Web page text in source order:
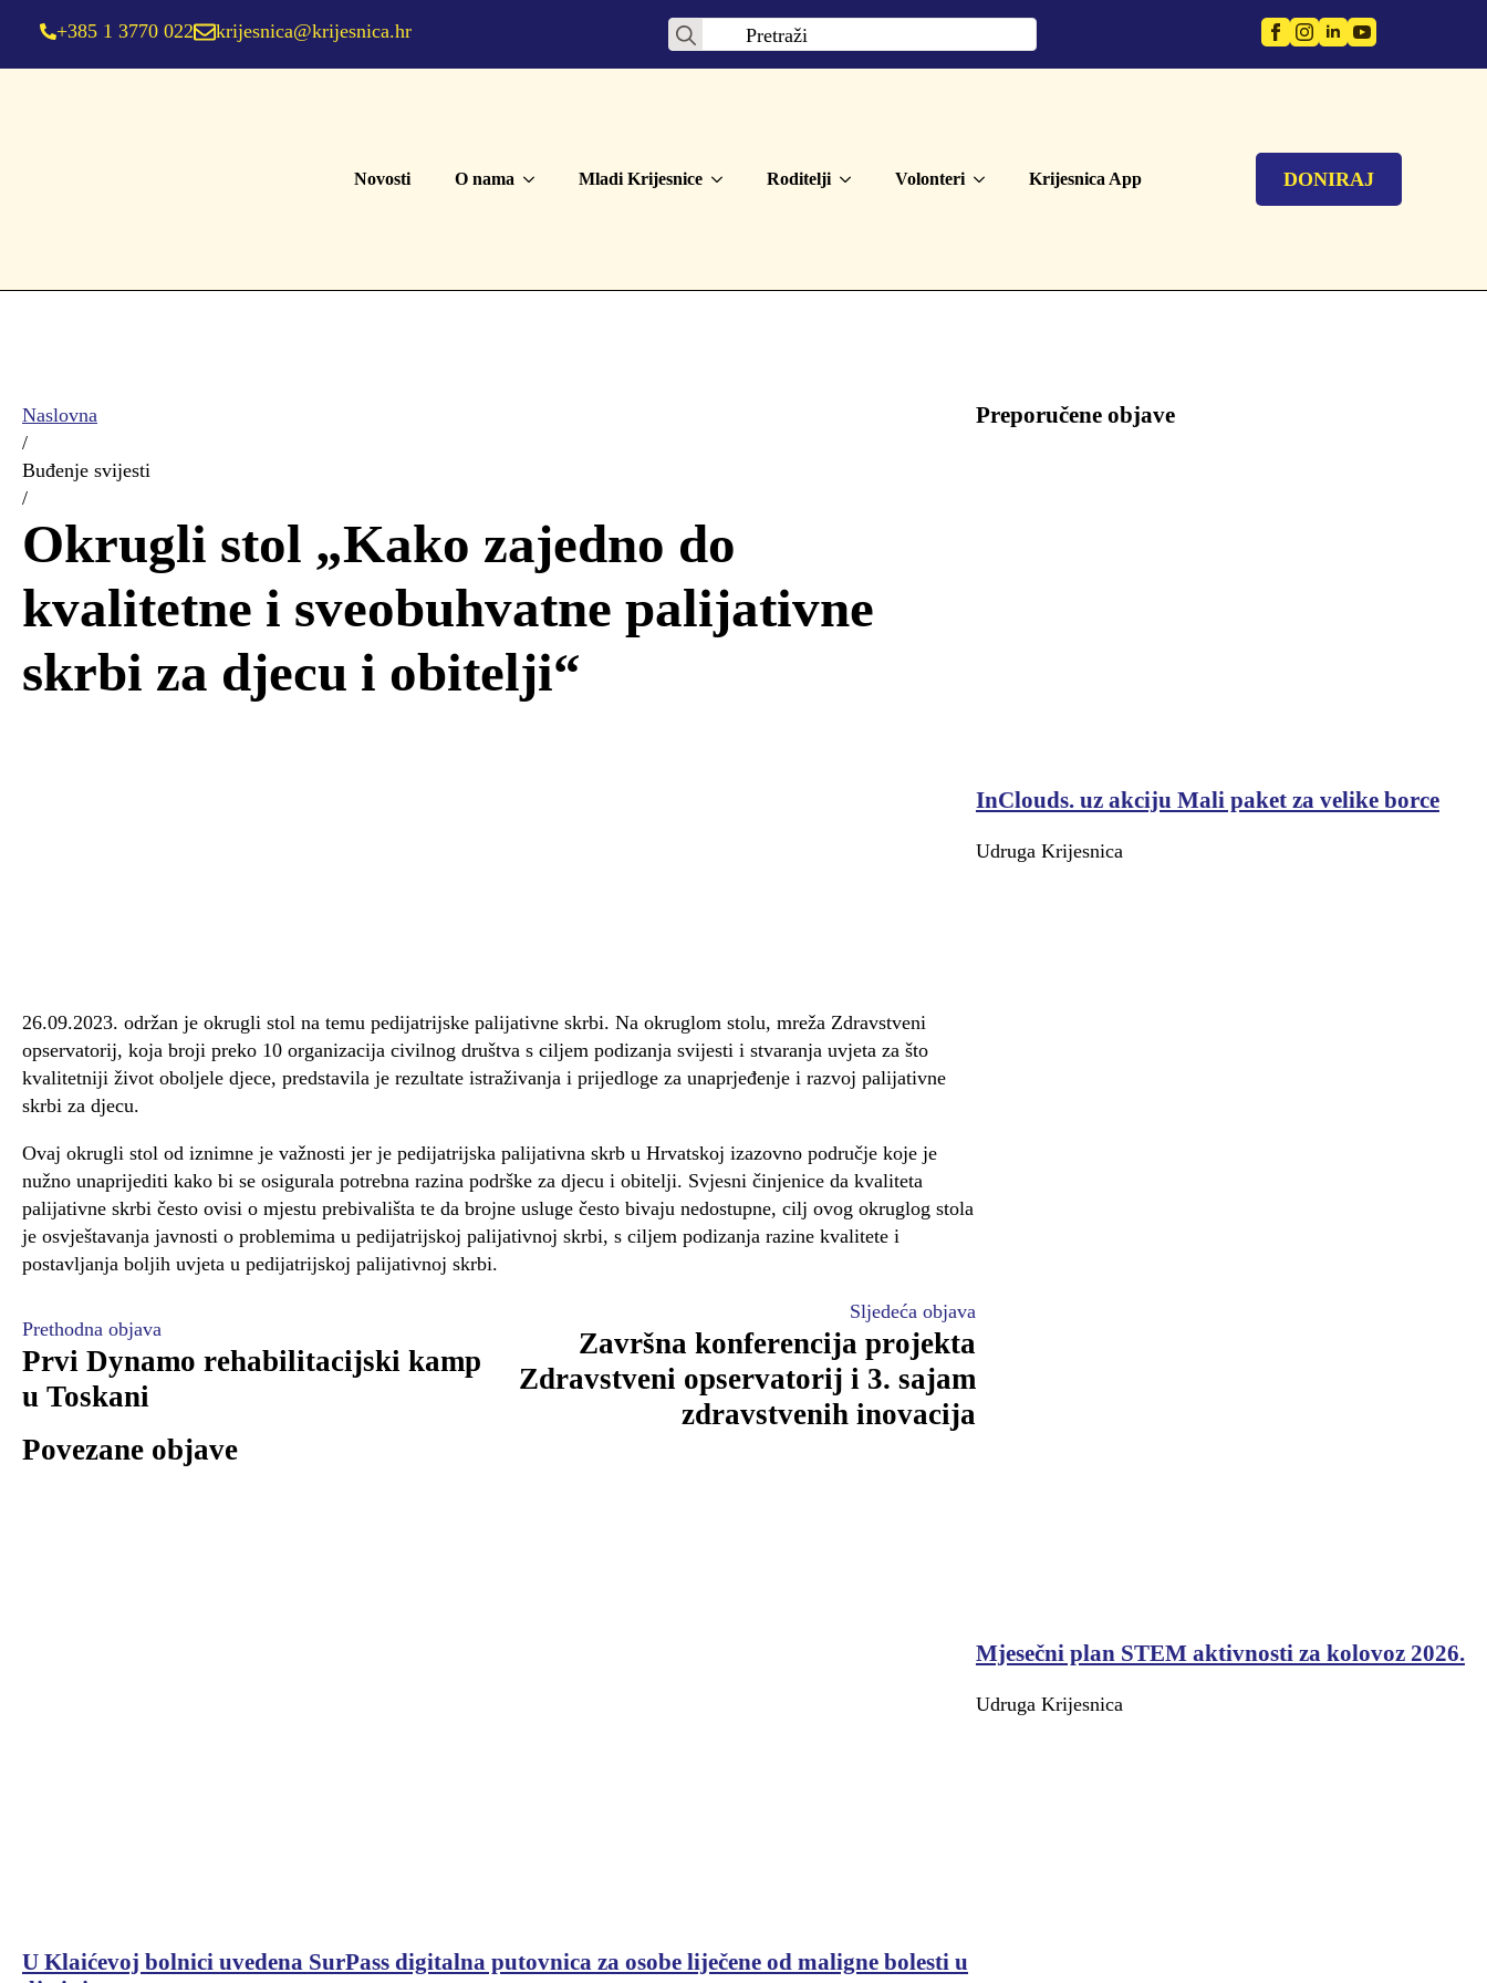
+385 1 3770 022 krijesnica@krijesnica.hr
Search
Novosti O nama Mladi Krijesnice Roditelji Volonteri Krijesnica App DONIRAJ
Naslovna
/
Buđenje svijesti
/
Okrugli stol „Kako zajedno do
kvalitetne i sveobuhvatne palijativne
skrbi za djecu i obitelji“
26.09.2023. održan je okrugli stol na temu pedijatrijske palijativne skrbi. Na okruglom stolu, mreža Zdravstveni
opservatorij, koja broji preko 10 organizacija civilnog društva s ciljem podizanja svijesti i stvaranja uvjeta za što
kvalitetniji život oboljele djece, predstavila je rezultate istraživanja i prijedloge za unaprjeđenje i razvoj palijativne
skrbi za djecu.
Ovaj okrugli stol od iznimne je važnosti jer je pedijatrijska palijativna skrb u Hrvatskoj izazovno područje koje je
nužno unaprijediti kako bi se osigurala potrebna razina podrške za djecu i obitelji. Svjesni činjenice da kvaliteta
palijativne skrbi često ovisi o mjestu prebivališta te da brojne usluge često bivaju nedostupne, cilj ovog okruglog stola
je osvještavanja javnosti o problemima u pedijatrijskoj palijativnoj skrbi, s ciljem podizanja razine kvalitete i
postavljanja boljih uvjeta u pedijatrijskoj palijativnoj skrbi.
Prethodna objava
Prvi Dynamo rehabilitacijski kamp
u Toskani
Sljedeća objava
Završna konferencija projekta
Zdravstveni opservatorij i 3. sajam
zdravstvenih inovacija
Povezane objave
U Klaićevoj bolnici uvedena SurPass digitalna putovnica za osobe liječene od maligne bolesti u
Preporučene objave
InClouds. uz akciju Mali paket za velike borce
Udruga Krijesnica
Mjesečni plan STEM aktivnosti za kolovoz 2026.
Udruga Krijesnica